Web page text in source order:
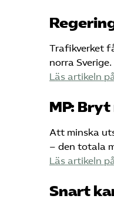
Trafikverket
norra
Läs artikeln
MP:
Att minska
– den totala
Läs artikeln
Snart